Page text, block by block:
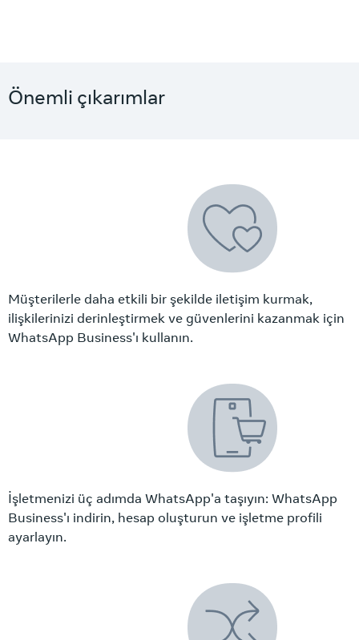
Önemli çıkarımlar
Müşterilerle daha etkili bir şekilde iletişim kurmak,
ilişkilerinizi derinleştirmek ve güvenlerini kazanmak için
WhatsApp Business'ı kullanın.
İşletmenizi üç adımda WhatsApp'a taşıyın: WhatsApp
Business'ı indirin, hesap oluşturun ve işletme profili
ayarlayın.